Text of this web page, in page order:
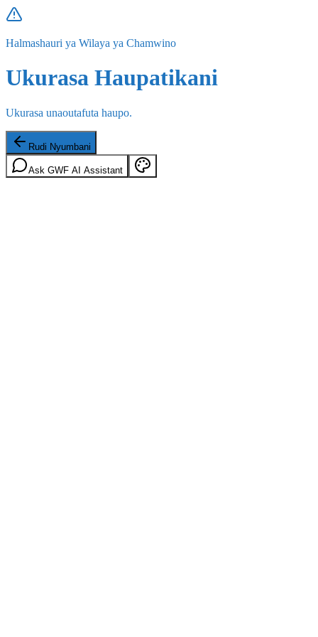
Halmashauri ya Wilaya ya Chamwino
Ukurasa Haupatikani
Ukurasa unaoutafuta haupo.
Rudi Nyumbani
Ask GWF AI Assistant